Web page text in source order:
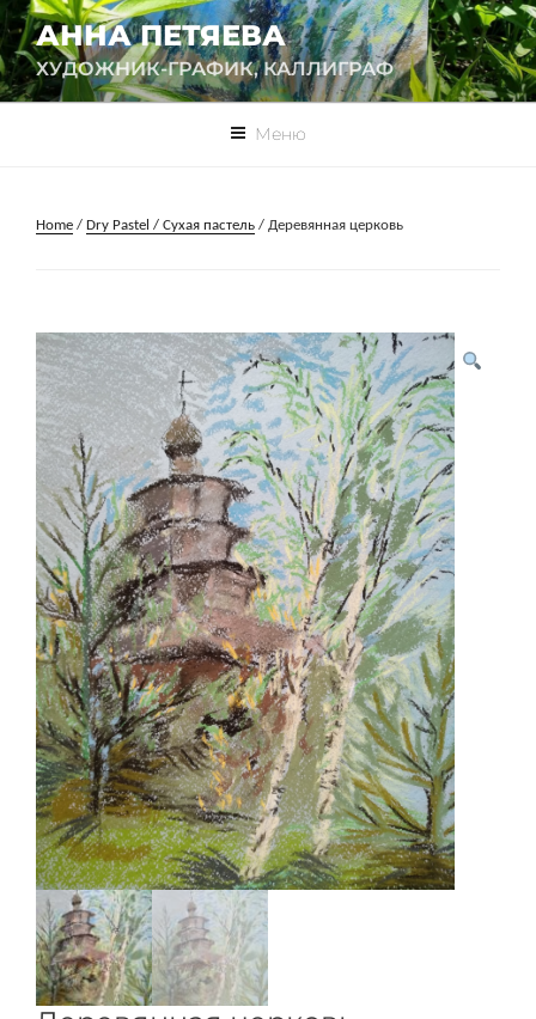
Перейти
к
содержимому
АННА ПЕТЯЕВА
ХУДОЖНИК-ГРАФИК, КАЛЛИГРАФ
Меню
Home / Dry Pastel / Сухая пастель / Деревянная церковь